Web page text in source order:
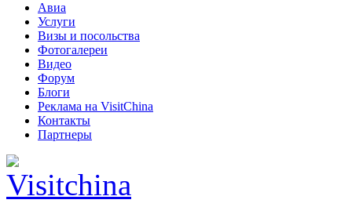
Авиа
Услуги
Визы и посольства
Фотогалереи
Видео
Форум
Блоги
Реклама на VisitChina
Контакты
Партнеры